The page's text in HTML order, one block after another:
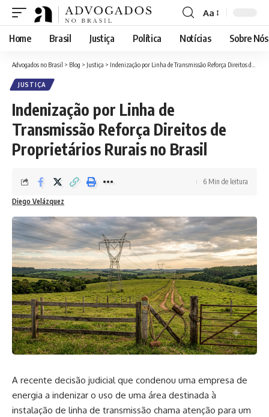
Font
Resizer
Aa
Home Brasil Justiça Política Notícias Sobre Nós
Advogados no Brasil > Blog > Justiça > Indenização por Linha de Transmissão Reforça Direitos de Proprietários Rurais no Brasil
JUSTIÇA
Indenização por Linha de
Transmissão Reforça Direitos de
Proprietários Rurais no Brasil
Diego Velázquez
6 Min de leitura
A recente decisão judicial que condenou uma empresa de
energia a indenizar o uso de uma área destinada à
instalação de linha de transmissão chama atenção para um